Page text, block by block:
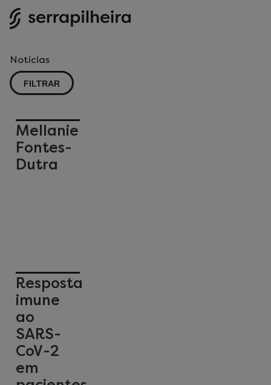
Notícias
FILTRAR
Mellanie
Fontes-
Dutra
Resposta
imune
ao
SARS-
CoV-2
em